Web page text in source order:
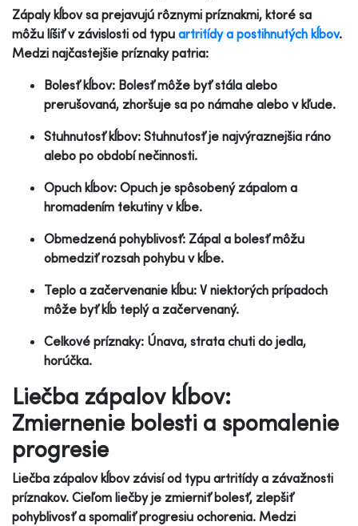
Zápaly kĺbov sa prejavujú rôznymi príznakmi, ktoré sa
môžu líšiť v závislosti od typu artritídy a postihnutých kĺbov.
Medzi najčastejšie príznaky patria:
Bolesť kĺbov: Bolesť môže byť stála alebo
prerušovaná, zhoršuje sa po námahe alebo v kľude.
Stuhnutosť kĺbov: Stuhnutosť je najvýraznejšia ráno
alebo po období nečinnosti.
Opuch kĺbov: Opuch je spôsobený zápalom a
hromadením tekutiny v kĺbe.
Obmedzená pohyblivosť: Zápal a bolesť môžu
obmedziť rozsah pohybu v kĺbe.
Teplo a začervenanie kĺbu: V niektorých prípadoch
môže byť kĺb teplý a začervenaný.
Celkové príznaky: Únava, strata chuti do jedla,
horúčka.
Liečba zápalov kĺbov:
Zmiernenie bolesti a spomalenie
progresie
Liečba zápalov kĺbov závisí od typu artritídy a závažnosti
príznakov. Cieľom liečby je zmierniť bolesť, zlepšiť
pohyblivosť a spomaliť progresiu ochorenia. Medzi